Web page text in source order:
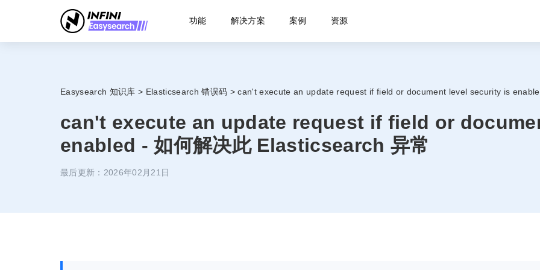
功能 解决方案 案例 资源
Easysearch 知识库 > Elasticsearch 错误码 > can't execute an update request if field or document level security is
can't execute an update request if field or
enabled - 如何解决此 Elasticsearch 异常
最后更新：2026年02月21日